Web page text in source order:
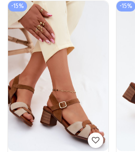
-15% -15%